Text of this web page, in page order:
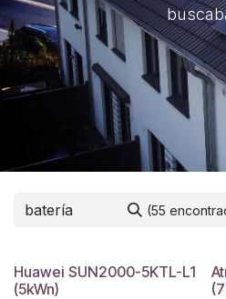
(55
Huawei SUN2000-5KTL-L1
(5kWn)